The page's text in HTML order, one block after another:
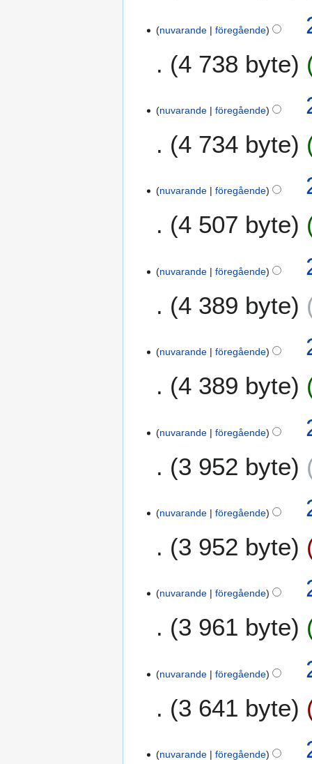
nuvarande föregående
4 738 byte
nuvarande föregående
4 734 byte
nuvarande föregående
4 507 byte
nuvarande föregående
4 389 byte
nuvarande föregående
4 389 byte
nuvarande föregående
3 952 byte
nuvarande föregående
3 952 byte
nuvarande föregående
3 961 byte
nuvarande föregående
3 641 byte
nuvarande föregående